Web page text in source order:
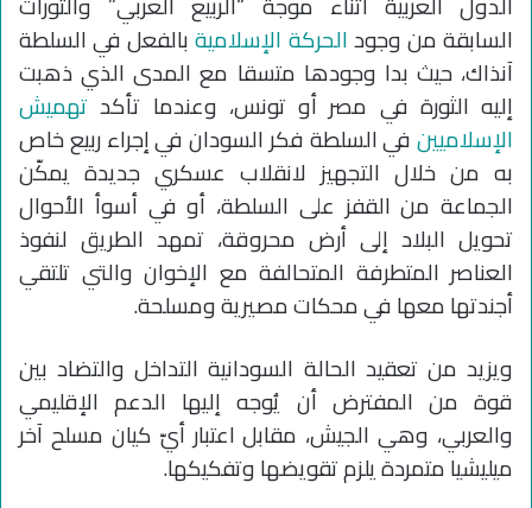
السابقة من وجودالحركة الإسلاميةبالفعل في السلطة
آنذاك، حيث بدا وجودها متسقا مع المدى الذي ذهبت
إليه الثورة في مصر أو تونس، وعندما تأكدتهميش
الإسلاميينفي السلطة فكر السودان في إجراء ربيع خاص
به من خلال التجهيز لانقلاب عسكري جديدة يمكّن
الجماعة من القفز على السلطة، أو في أسوأ الأحوال
تحويل البلاد إلى أرض محروقة، تمهد الطريق لنفوذ
العناصر المتطرفة المتحالفة مع الإخوان والتي تلتقي
أجندتها معها في محكات مصيرية ومسلحة.
ويزيد من تعقيد الحالة السودانية التداخل والتضاد بين
قوة من المفترض أن يُوجه إليها الدعم الإقليمي
والعربي، وهي الجيش، مقابل اعتبار أيّ كيان مسلح آخر
ميليشيا متمردة يلزم تقويضها وتفكيكها.